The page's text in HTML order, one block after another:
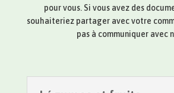
pour vous. Si vous avez des
souhaiteriez partager avec votre
pas à communiquer avec